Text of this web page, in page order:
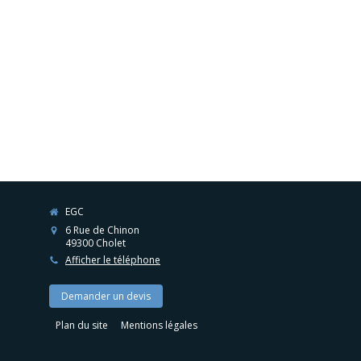
EGC
6 Rue de Chinon
49300 Cholet
Afficher le téléphone
Demander un devis
Plan du site Mentions légales